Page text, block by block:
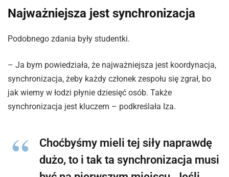
Najważniejsza jest synchronizacja
Podobnego zdania były studentki.
– Ja bym powiedziała, że najważniejsza jest koordynacja,
synchronizacja, żeby każdy członek zespołu się zgrał, bo
jak wiemy w łodzi płynie dziesięć osób. Także
synchronizacja jest kluczem – podkreślała Iza.
Choćbyśmy mieli tej siły naprawdę
dużo, to i tak ta synchronizacja musi